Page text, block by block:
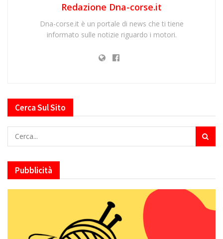
Redazione Dna-corse.it
Dna-corse.it è un portale di news che ti tiene
informato sulle notizie riguardo i motori.
Cerca Sul Sito
Pubblicità